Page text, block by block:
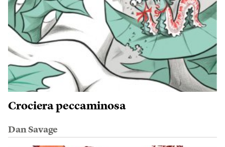
Crociera peccaminosa
Dan Savage